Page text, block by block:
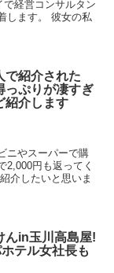
経営コンサルタン
します。 彼女の私
で紹介された
っぷりが凄すぎ
紹介します
ニやスーパーで購
2,000円も返ってく
介したいと思いま
んin玉川高島屋!
テル女社長も